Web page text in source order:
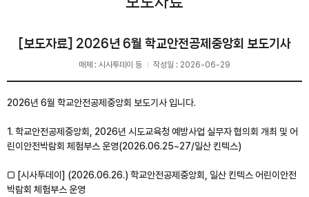
[보도자료] 2026년 6월 학교안전공제중앙회 보도기사
매체 : 시사투데이 등 작성일 : 2026-06-29
2026년 6월 학교안전공제중앙회 보도기사 입니다.
1. 학교안전공제중앙회, 2026년 시도교육청 예방사업 실무자 협의회 개최 및 어
린이안전박람회 체험부스 운영(2026.06.25~27/일산 킨텍스)
□ [시사투데이] (2026.06.26.) 학교안전공제중앙회, 일산 킨텍스 어린이안전
박람회 체험부스 운영